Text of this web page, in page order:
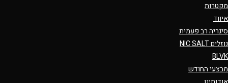
מקטרות
איווד
סיגריה רב פעמית
נוזלים NIC SALT
BLVK
מבצעי החודש